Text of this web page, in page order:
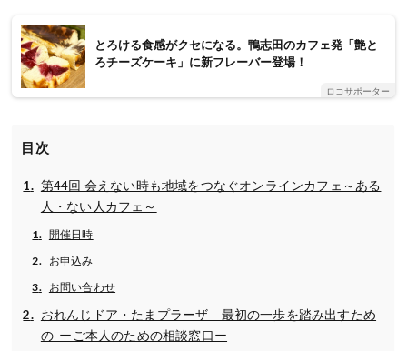
とろける食感がクセになる。鴨志田のカフェ発「艶と
ろチーズケーキ」に新フレーバー登場！
ロコサポーター
目次
第44回 会えない時も地域をつなぐオンラインカフェ～ある
人・ない人カフェ～
開催日時
お申込み
お問い合わせ
おれんじドア・たまプラーザ 最初の一歩を踏み出すため
の ーご本人のための相談窓口ー